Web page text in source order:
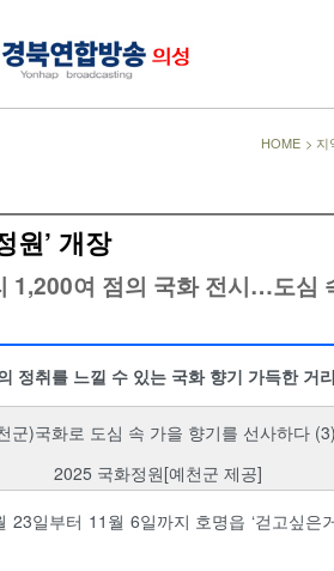
HOME > 지
원’ 개장
1,200여 점의 국화 전시…도심
정취를 느낄 수 있는 국화 향기 가득한 거
2025 국화정원[예천군 제공]
일부터 11월 6일까지 호명읍 ‘걷고싶은